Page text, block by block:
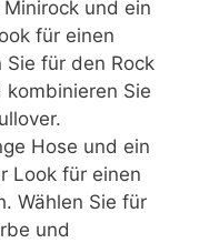
und ein
für einen
Sie für den Rock
Sie
Hose und ein
Look für einen
Wählen Sie für
und